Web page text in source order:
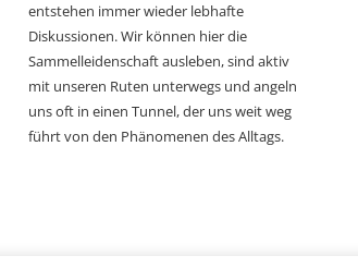
entstehen immer wieder lebhafte
Diskussionen. Wir können hier die
Sammelleidenschaft ausleben, sind aktiv
mit unseren Ruten unterwegs und angeln
uns oft in einen Tunnel, der uns weit weg
führt von den Phänomenen des Alltags.